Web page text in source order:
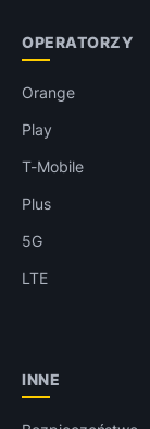
OPERATORZY
Orange
Play
T-Mobile
Plus
5G
LTE
INNE